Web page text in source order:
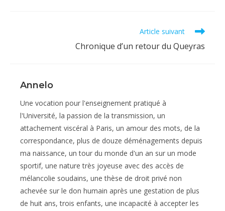
Article suivant
Chronique d’un retour du Queyras
Annelo
Une vocation pour l'enseignement pratiqué à
l'Université, la passion de la transmission, un
attachement viscéral à Paris, un amour des mots, de la
correspondance, plus de douze déménagements depuis
ma naissance, un tour du monde d'un an sur un mode
sportif, une nature très joyeuse avec des accès de
mélancolie soudains, une thèse de droit privé non
achevée sur le don humain après une gestation de plus
de huit ans, trois enfants, une incapacité à accepter les